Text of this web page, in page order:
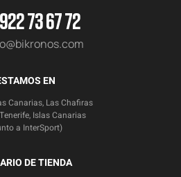
73 67 72
EN
Canarias, Las Chafiras
Islas Canarias
a InterSport)
DE TIENDA